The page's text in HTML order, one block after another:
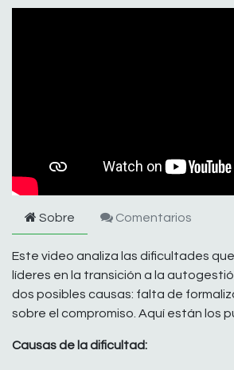
Sobre Comentarios
Este video analiza las dificultades
líderes en la transición a la
dos posibles causas: falta de
sobre el compromiso. Aquí están los
Causas de la dificultad: